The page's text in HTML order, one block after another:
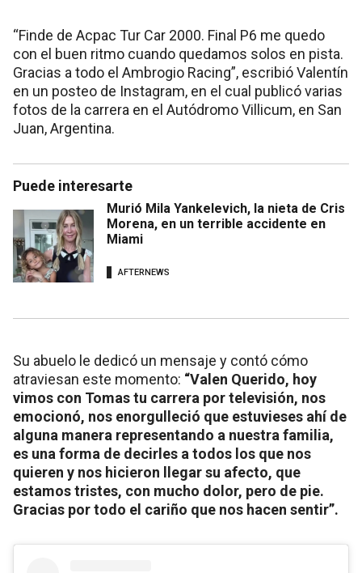
“Finde de Acpac Tur Car 2000. Final P6 me quedo
con el buen ritmo cuando quedamos solos en pista.
Gracias a todo el Ambrogio Racing”, escribió Valentín
en un posteo de Instagram, en el cual publicó varias
fotos de la carrera en el Autódromo Villicum, en San
Juan, Argentina.
Puede interesarte
Murió Mila Yankelevich, la nieta de Cris
Morena, en un terrible accidente en
Miami
AFTERNEWS
Su abuelo le dedicó un mensaje y contó cómo
atraviesan este momento: “Valen Querido, hoy
vimos con Tomas tu carrera por televisión, nos
emocionó, nos enorgulleció que estuvieses ahí de
alguna manera representando a nuestra familia,
es una forma de decirles a todos los que nos
quieren y nos hicieron llegar su afecto, que
estamos tristes, con mucho dolor, pero de pie.
Gracias por todo el cariño que nos hacen sentir”.